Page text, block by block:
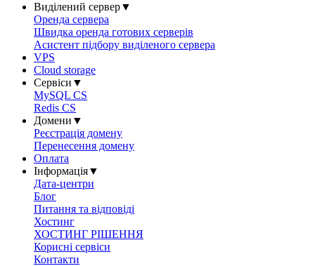
Виділений сервер▼
Оренда сервера
Швидка оренда готових серверів
Асистент підбору виділеного сервера
VPS
Cloud storage
Сервіси ▼
MySQL CS
Redis CS
Домени ▼
Реєстрація домену
Перенесення домену
Оплата
Інформація▼
Дата-центри
Блог
Питання та відповіді
Хостинг
ХОСТИНГ РІШЕННЯ
Корисні сервіси
Контакти